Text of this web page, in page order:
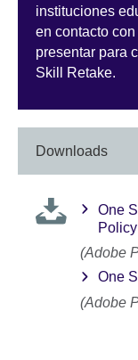
instituciones
en contacto
presentar para
Skill Retake.
Downloads
One
Policy
(Adobe
One
(Adobe